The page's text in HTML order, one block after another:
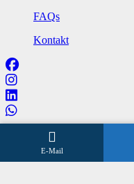
FAQs
Kontakt
Wir beraten Sie
Öffnungszeiten
E-Mail